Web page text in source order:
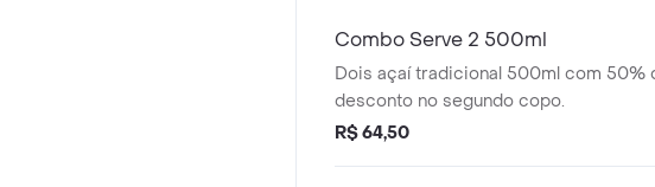
Combo Serve 2 500ml
Dois açaí tradicional 500ml com 50% de
desconto no segundo copo.
R$ 64,50